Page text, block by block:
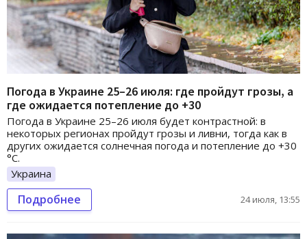
Погода в Украине 25–26 июля: где пройдут грозы, а
где ожидается потепление до +30
Погода в Украине 25–26 июля будет контрастной: в
некоторых регионах пройдут грозы и ливни, тогда как в
других ожидается солнечная погода и потепление до +30
°C.
Украина
Подробнее 24 июля, 13:55